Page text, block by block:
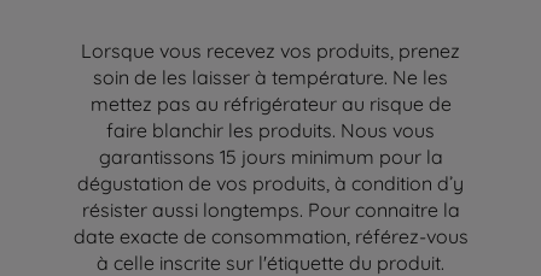
Lorsque vous recevez vos produits, prenez
soin de les laisser à température. Ne les
mettez pas au réfrigérateur au risque de
faire blanchir les produits. Nous vous
garantissons 15 jours minimum pour la
dégustation de vos produits, à condition d’y
résister aussi longtemps. Pour connaitre la
date exacte de consommation, référez-vous
à celle inscrite sur l'étiquette du produit.